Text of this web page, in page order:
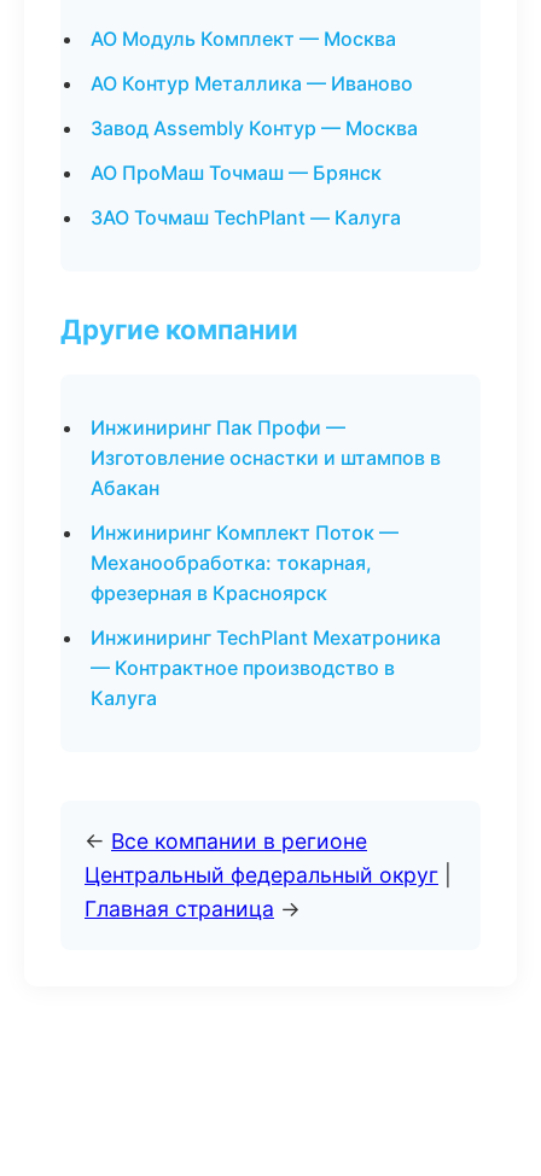
АО Модуль Комплект — Москва
АО Контур Металлика — Иваново
Завод Assembly Контур — Москва
АО ПроМаш Точмаш — Брянск
ЗАО Точмаш TechPlant — Калуга
Другие компании
Инжиниринг Пак Профи —
Изготовление оснастки и штампов в
Абакан
Инжиниринг Комплект Поток —
Механообработка: токарная,
фрезерная в Красноярск
Инжиниринг TechPlant Мехатроника
— Контрактное производство в
Калуга
← Все компании в регионе
Центральный федеральный округ
Главная страница →